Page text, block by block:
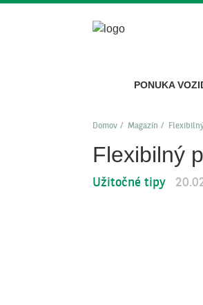
PONUKA
Domov Magazín
Flexibilný
Užitočné tipy